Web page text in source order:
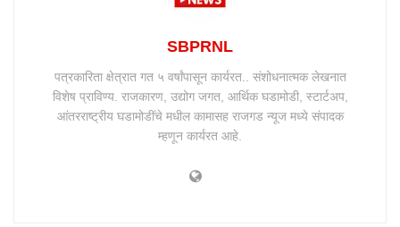
SBPRNL
पत्रकारिता क्षेत्रात गत ५ वर्षांपासून कार्यरत.. संशोधनात्मक लेखनात
विशेष प्राविण्य. राजकारण, उद्योग जगत, आर्थिक घडामोडी, स्टार्टअप,
आंतरराष्ट्रीय घडामोडींचे मधील कामासह राजगड न्यूज मध्ये संपादक
म्हणून कार्यरत आहे.